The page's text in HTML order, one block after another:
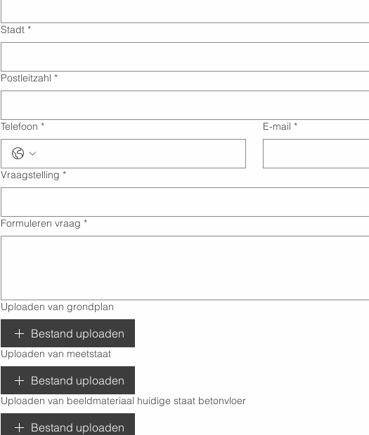
Stadt *
Postleitzahl *
Telefoon * E-mail *
Vraagstelling *
Formuleren vraag *
Uploaden van grondplan
Bestand uploaden
Uploaden van meetstaat
Bestand uploaden
Uploaden van beeldmateriaal huidige staat betonvloer
Bestand uploaden